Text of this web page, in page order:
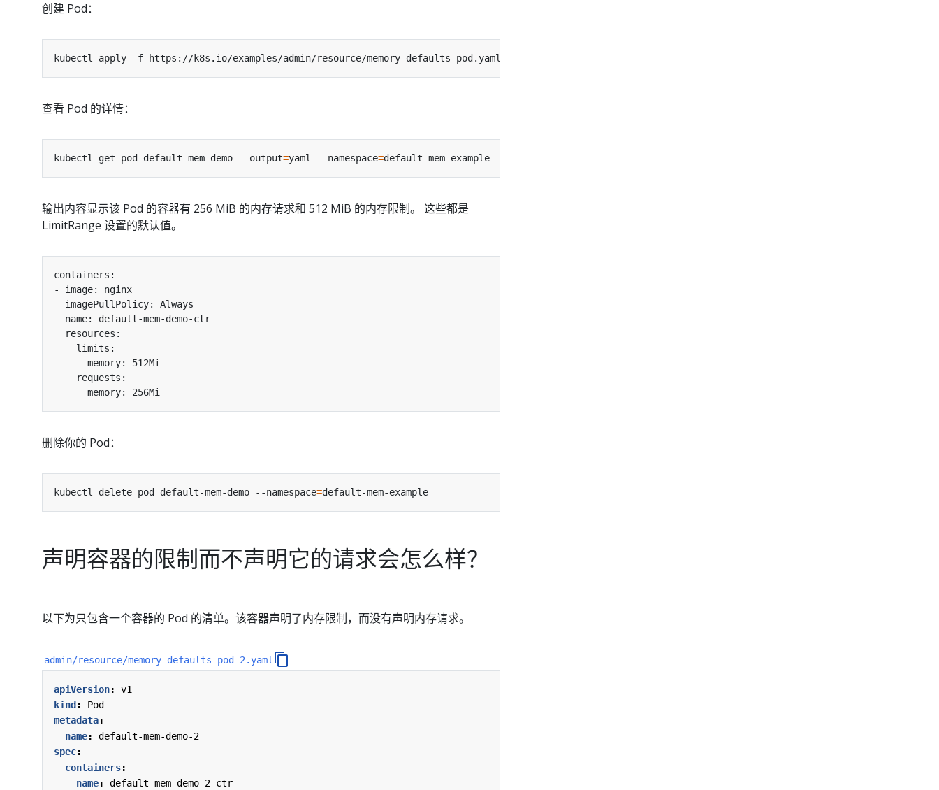
创建 Pod：
kubectl apply -f https://k8s.io/examples/admin/resource/memory-defaults-pod.yaml --namespace
查看 Pod 的详情：
kubectl get pod default-mem-demo --output=yaml --namespace=
输出内容显示该 Pod 的容器有 256 MiB 的内存请求和 512 MiB 的内存限制。 这些都是
LimitRange 设置的默认值。
删除你的 Pod：
kubectl delete pod default-mem-demo --namespace=
声明容器的限制而不声明它的请求会怎么样？
以下为只包含一个容器的 Pod 的清单。该容器声明了内存限制，而没有声明内存请求。
admin/resource/memory-defaults-pod-2.yaml
apiVersion:
v1
kind :
Pod
metadata:
name:
default-mem-demo-2
spec:
containers:
- name: default-mem-demo-2-ctr